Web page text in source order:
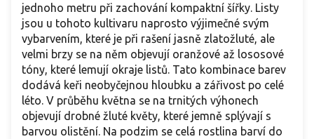
jednoho metru při zachování kompaktní šířky. Listy
jsou u tohoto kultivaru naprosto výjimečné svým
vybarvením, které je při rašení jasně zlatožluté, ale
velmi brzy se na něm objevují oranžové až lososové
tóny, které lemují okraje listů. Tato kombinace barev
dodává keři neobyčejnou hloubku a zářivost po celé
léto. V průběhu května se na trnitých výhonech
objevují drobné žluté květy, které jemně splývají s
barvou olistění. Na podzim se celá rostlina barví do